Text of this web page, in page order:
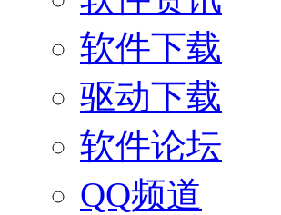
软件下载
驱动下载
软件论坛
QQ频道